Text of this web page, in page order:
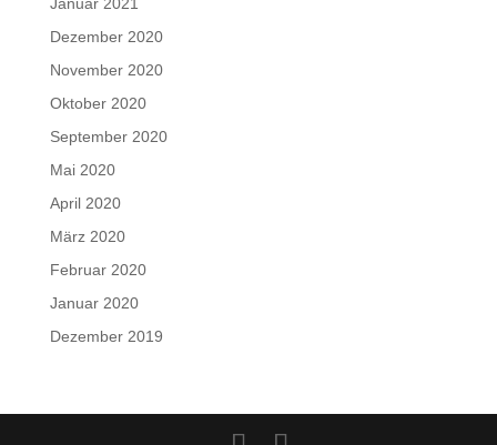
Dezember 2020
November 2020
Oktober 2020
September 2020
Mai 2020
April 2020
März 2020
Februar 2020
Januar 2020
Dezember 2019